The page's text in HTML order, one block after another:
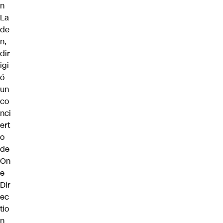
n
La
de
n,
dir
igi
ó
un
co
nci
ert
o
de
On
e
Dir
ec
tio
n